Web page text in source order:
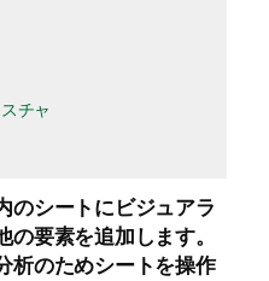
チャ
のシートにビジュアラ
要素を追加します。
析のためシートを操作